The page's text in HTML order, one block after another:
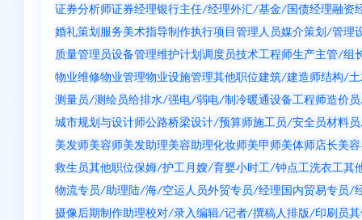
证券分析师证券经理银行主任/经理外汇/基金/国债经理融资
婚礼策划服务美术指导制作执行项目管理人员媒介策划/管理
质量管理员设备管理维护计划调度员技术工程师生产主管/组
物业维修物业管理物业设施管理其他职位建筑/建造师结构/土
测量员/测绘员给排水/强电/弱电/制冷暖通设备工程师造价
城市规划与设计师公路桥梁设计/预算师施工员/安全员材料
美发师美容师美发助理美容助理化妆师美甲师美体师店长美
救生员其他职位保姆/护工 月嫂/育婴小时工/钟点工洗衣工其
物流专员/助理陆/海/空运人员外贸专员/经理国内贸易专员/
摄像后期制作助理校对/录入编辑/记者/撰稿人排版/印刷员